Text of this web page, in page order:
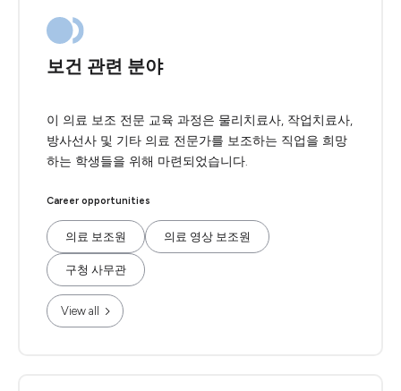
보건 관련 분야
이 의료 보조 전문 교육 과정은 물리치료사, 작업치료사,
방사선사 및 기타 의료 전문가를 보조하는 직업을 희망
하는 학생들을 위해 마련되었습니다.
Career opportunities
의료 보조원 의료 영상 보조원
구청 사무관
View all